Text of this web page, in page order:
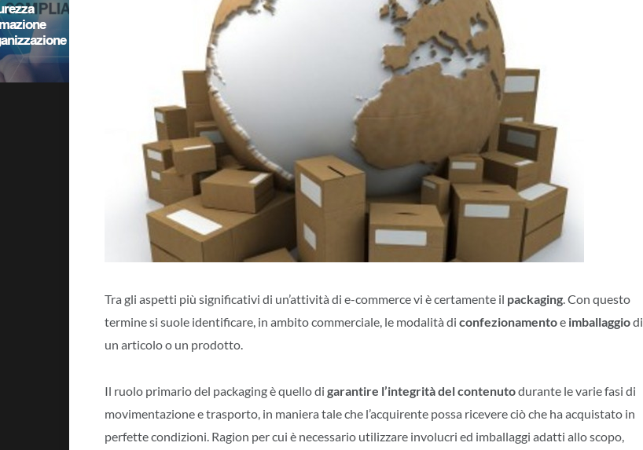
Tra gli aspetti più significativi di un’attività di e-commerce vi è certamente il packaging. Con questo
termine si suole identificare, in ambito commerciale, le modalità di confezionamentoe imballaggiodi
un articolo o un prodotto.
Il ruolo primario del packaging è quello di garantire l’integrità del contenutodurante le varie fasi di
movimentazione e trasporto, in maniera tale che l’acquirente possa ricevere ciò che ha acquistato in
perfette condizioni. Ragion per cui è necessario utilizzare involucri ed imballaggi adatti allo scopo,